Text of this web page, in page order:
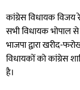
कांग्रेस विधायक विजय
सभी विधायक भोपाल
भाजपा द्वारा खरीद-
विधायकों को कांग्रेस
है।